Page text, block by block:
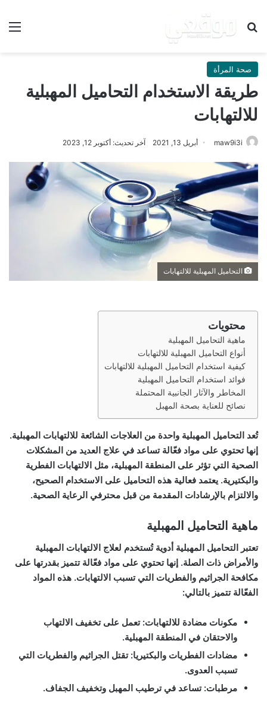
بحث عن
صحة المرأة
طريقة الاستخدام التحاميل المهبلية
للالتهابات
maw9i3i أبريل 13, 2021 آخر تحديث: أكتوبر 12, 2023
التحاميل المهبلية للالتهابات
محتويات
ماهية التحاميل المهبلية
أنواع التحاميل المهبلية للالتهابات
كيفية استخدام التحاميل المهبلية للالتهابات
فوائد استخدام التحاميل المهبلية
المخاطر والآثار الجانبية المحتملة
نصائح للعناية بصحة المهبل
تُعد التحاميل المهبلية واحدة من العلاجات الشائعة للالتهابات المهبلية.
إنها تحتوي على مواد فعّالة تساعد في علاج العديد من المشكلات
الصحية التي تؤثر على المنطقة المهبلية، مثل الالتهابات الفطرية
والبكتيرية. يعتمد فعالية هذه التحاميل على الاستخدام الصحيح،
والالتزام بالإرشادات المقدمة من قبل محترفي الرعاية الصحية.
ماهية التحاميل المهبلية
تعتبر التحاميل المهبلية أدوية تُستخدم لعلاج الالتهابات المهبلية
والأمراض ذات الصلة. إنها تحتوي على مواد فعّالة تتميز بقدرتها على
مكافحة الجراثيم والفطريات التي تسبب الالتهابات. هذه المواد
الفعّالة تتميز بالتالي:
مكونات مضادة للالتهابات: تعمل على تخفيف الالتهاب
والاحتقان في المنطقة المهبلية.
مضادات الفطريات والبكتيريا: تقتل الجراثيم والفطريات التي
تسبب العدوى.
مرطبات: تساعد في ترطيب المهبل وتخفيف الجفاف.